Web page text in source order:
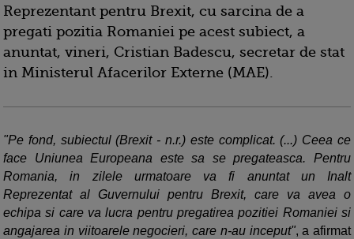
Reprezentant pentru Brexit, cu sarcina de a
pregati pozitia Romaniei pe acest subiect, a
anuntat, vineri, Cristian Badescu, secretar de stat
in Ministerul Afacerilor Externe (MAE).
"Pe fond, subiectul (Brexit - n.r.) este complicat. (...) Ceea ce
face Uniunea Europeana este sa se pregateasca. Pentru
Romania, in zilele urmatoare va fi anuntat un Inalt
Reprezentat al Guvernului pentru Brexit, care va avea o
echipa si care va lucra pentru pregatirea pozitiei Romaniei si
angajarea in viitoarele negocieri, care n-au inceput", a afirmat